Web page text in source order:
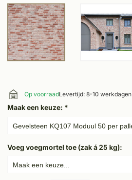
Op voorraadLevertijd: 8-10 werkdagen
Maak een keuze: *
Voeg voegmortel toe (zak á 25 kg):